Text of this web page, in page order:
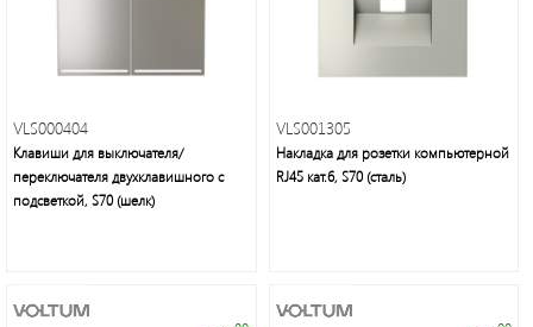
VLS000404
Клавиши для выключателя/
переключателя двухклавишного с
подсветкой, S70 (шелк)
VLS001305
Накладка для розетки компьютерной
RJ45 кат.6, S70 (сталь)